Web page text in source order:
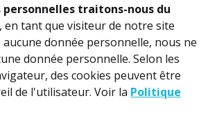
personnelles traitons-nous du
en tant que visiteur de notre site
donnée personnelle, nous ne
donnée personnelle. Selon les
des cookies peuvent être
de l'utilisateur. Voir la Politique